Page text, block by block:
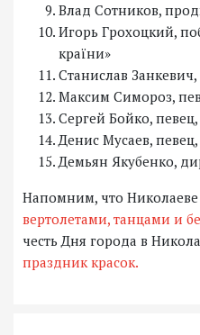
Влад Сотников,
Игорь Грохоцкий,
країни»
Станислав
Максим Симороз,
Сергей Бойко, певец,
Денис Мусаев,
Демьян Якубенко,
Напомним, что
вертолетами, танцами и
честь Дня города в
праздник красок.